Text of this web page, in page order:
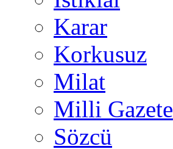
Karar
Korkusuz
Milat
Milli Gazete
Sözcü